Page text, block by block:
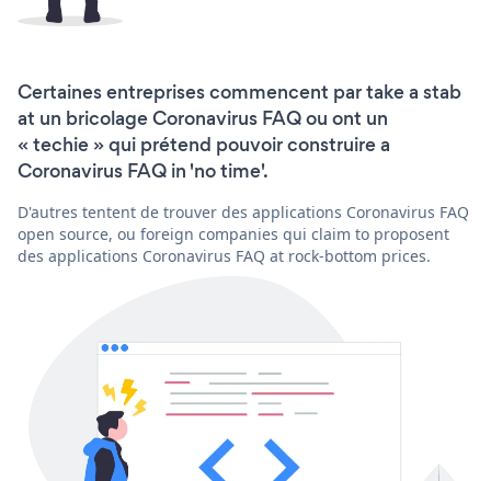
Certaines entreprises commencent par take a stab
at un bricolage Coronavirus FAQ ou ont un
« techie » qui prétend pouvoir construire a
Coronavirus FAQ in 'no time'.
D'autres tentent de trouver des applications Coronavirus FAQ
open source, ou foreign companies qui claim to proposent
des applications Coronavirus FAQ at rock-bottom prices.